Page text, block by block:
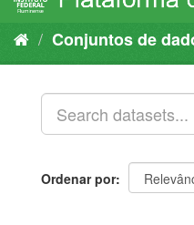
Conjuntos de
Ordenar por